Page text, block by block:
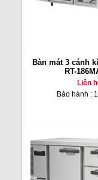
Bàn mát 3 cánh
RT-
Liên
Bảo hành :